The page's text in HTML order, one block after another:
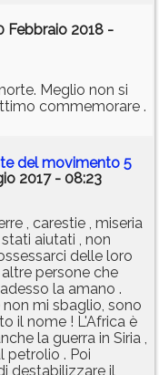
Febbraio 2018 -
Meglio non si
commemorare .
del movimento 5
2017 - 08:23
, carestie , miseria
aiutati , non
delle loro
persone che
la amano .
mi sbaglio, sono
il nome ! L'Africa è
la guerra in Siria ,
petrolio . Poi
destabilizzare il